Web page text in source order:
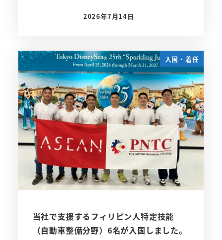
投稿日
2026年7月14日
入国・着任
当社で支援するフィリピン人特定技能
（自動車整備分野）6名が入国しました。